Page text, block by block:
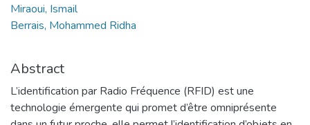
Miraoui, Ismail
Berrais, Mohammed Ridha
Abstract
L’identification par Radio Fréquence (RFID) est une
technologie émergente qui promet d’être omniprésente